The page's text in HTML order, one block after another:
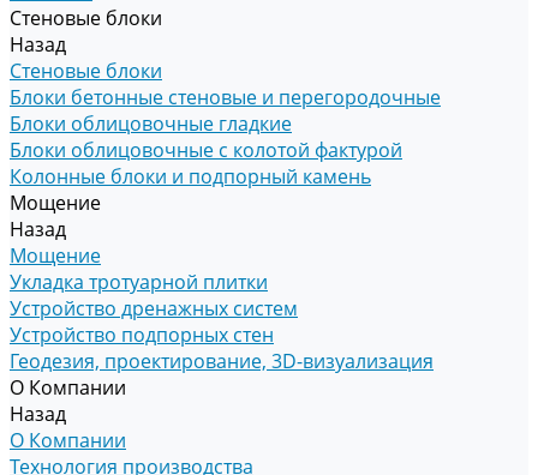
Стеновые блоки
Назад
Стеновые блоки
Блоки бетонные стеновые и перегородочные
Блоки облицовочные гладкие
Блоки облицовочные с колотой фактурой
Колонные блоки и подпорный камень
Мощение
Назад
Мощение
Укладка тротуарной плитки
Устройство дренажных систем
Устройство подпорных стен
Геодезия, проектирование, 3D-визуализация
О Компании
Назад
О Компании
Технология производства